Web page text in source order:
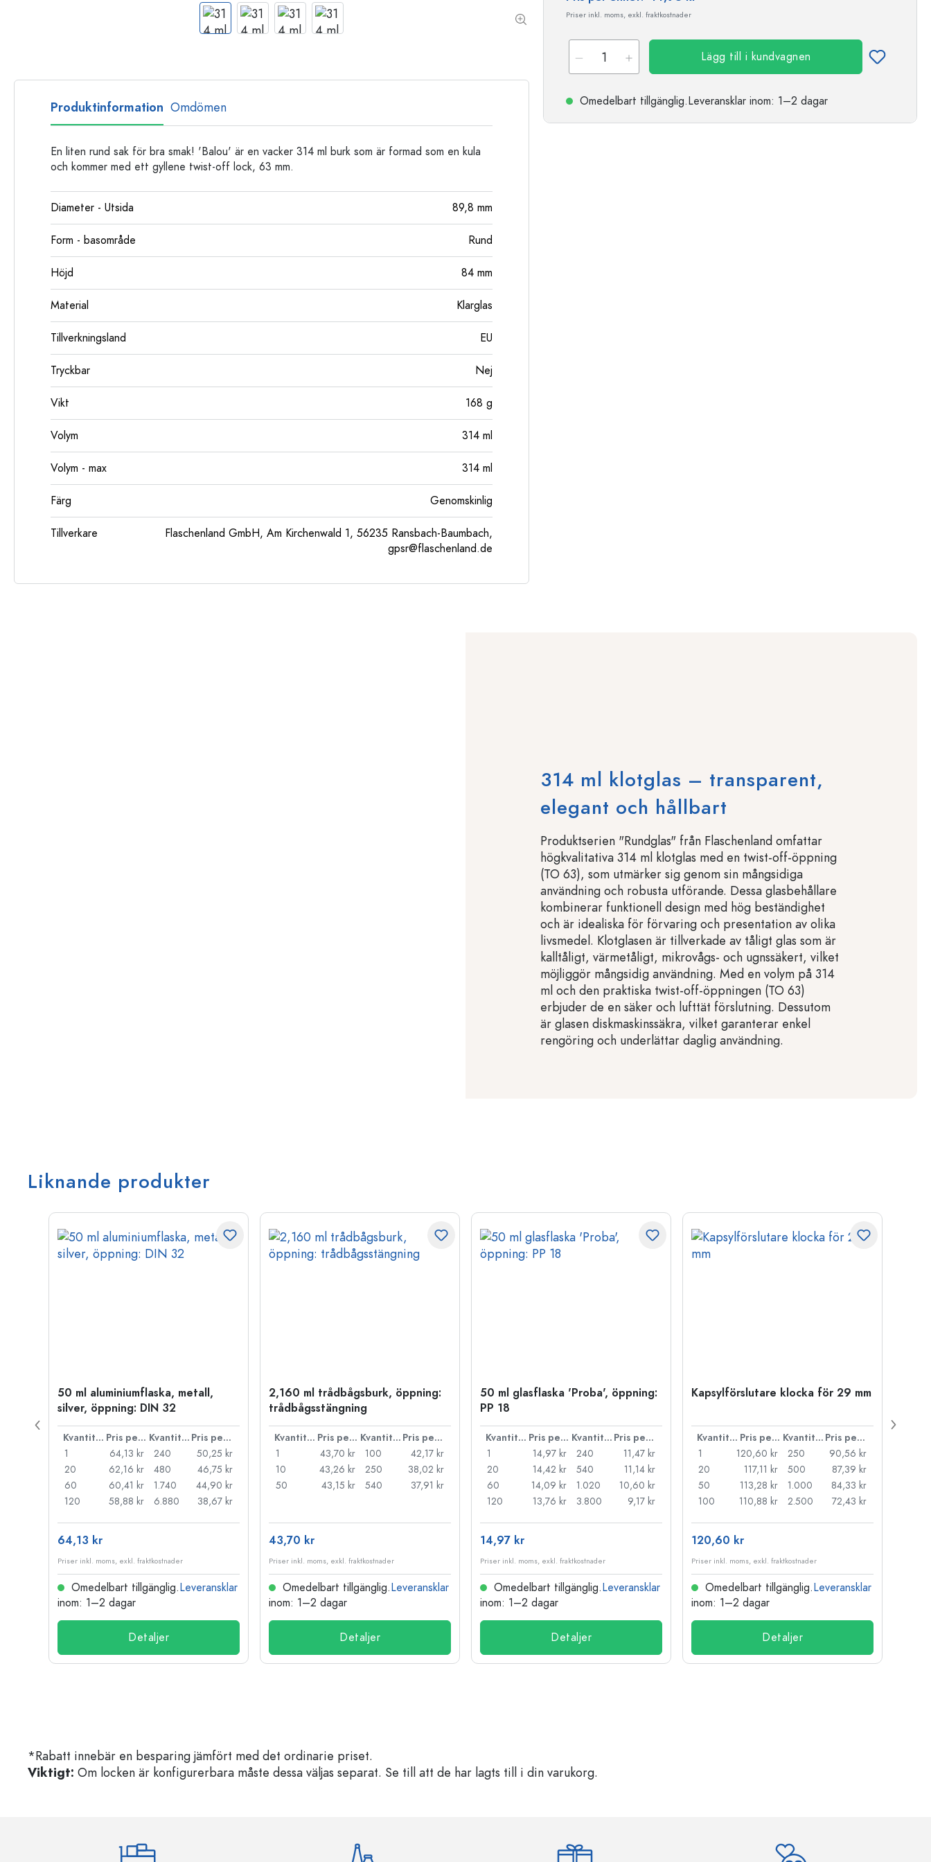
Glasflaskor
Plastflaskor
Priser inkl. moms, exkl. fraktkostnader
Lägg till i kundvagnen
Omedelbart tillgänglig.Leveransklar inom: 1–2 dagar
Produktinformation Omdömen
En liten rund sak för bra smak! 'Balou' är en vacker 314 ml burk som är formad som en kula
och kommer med ett gyllene twist-off lock, 63 mm.
Diameter - Utsida 89,8 mm
Form - basområde Rund
Höjd 84 mm
Material Klarglas
Tillverkningsland EU
Tryckbar Nej
Vikt 168 g
Volym 314 ml
Volym - max 314 ml
Färg Genomskinlig
Tillverkare
Flaschenland GmbH, Am Kirchenwald 1, 56235 Ransbach-Baumbach,
gpsr@flaschenland.de
314 ml klotglas – transparent,
elegant och hållbart
Produktserien "Rundglas" från Flaschenland omfattar
högkvalitativa 314 ml klotglas med en twist-off-öppning
(TO 63), som utmärker sig genom sin mångsidiga
användning och robusta utförande. Dessa glasbehållare
kombinerar funktionell design med hög beständighet
och är idealiska för förvaring och presentation av olika
livsmedel. Klotglasen är tillverkade av tåligt glas som är
kalltåligt, värmetåligt, mikrovågs- och ugnssäkert, vilket
möjliggör mångsidig användning. Med en volym på 314
ml och den praktiska twist-off-öppningen (TO 63)
erbjuder de en säker och lufttät förslutning. Dessutom
är glasen diskmaskinssäkra, vilket garanterar enkel
rengöring och underlättar daglig användning.
Liknande produkter
50 ml aluminiumflaska, metall,
silver, öppning: DIN 32
Kvantitet Pris per styck Kvantitet
Pris per styck
1
64,13 kr
20
62,16 kr
60
60,41 kr
120
58,88 kr
240
50,25 kr
480
46,75 kr
1.740
44,90 kr
6.880
38,67 kr
64,13 kr
Priser inkl. moms, exkl. fraktkostnader
Omedelbart tillgänglig.Leveransklar
inom: 1–2 dagar
Detaljer
2,160 ml trådbågsburk, öppning:
trådbågsstängning
Kvantitet Pris per styck Kvantitet
Pris per styck
1
43,70 kr
10
43,26 kr
50
43,15 kr
100
42,17 kr
250
38,02 kr
540
37,91 kr
43,70 kr
Priser inkl. moms, exkl. fraktkostnader
Omedelbart tillgänglig.Leveransklar
inom: 1–2 dagar
Detaljer
50 ml glasflaska 'Proba', öppning:
PP 18
Kvantitet Pris per styck Kvantitet
Pris per styck
1
14,97 kr
20
14,42 kr
60
14,09 kr
120
13,76 kr
240
11,47 kr
540
11,14 kr
1.020
10,60 kr
3.800
9,17 kr
14,97 kr
Priser inkl. moms, exkl. fraktkostnader
Omedelbart tillgänglig.Leveransklar
inom: 1–2 dagar
Detaljer
Kapsylförslutare klocka för 29 mm
Kvantitet Pris per styck Kvantitet
Pris per styck
1
120,60 kr
20
117,11 kr
50
113,28 kr
100
110,88 kr
250
90,56 kr
500
87,39 kr
1.000
84,33 kr
2.500
72,43 kr
120,60 kr
Priser inkl. moms, exkl. fraktkostnader
Omedelbart tillgänglig.Leveransklar
inom: 1–2 dagar
Detaljer
*Rabatt innebär en besparing jämfört med det ordinarie priset.
Viktigt: Om locken är konfigurerbara måste dessa väljas separat. Se till att de har lagts till i din varukorg.